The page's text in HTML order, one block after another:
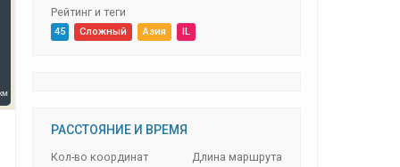
Рейтинг и теги
45 Сложный Азия IL
РАССТОЯНИЕ И ВРЕМЯ
Кол-во координат Длина маршрута